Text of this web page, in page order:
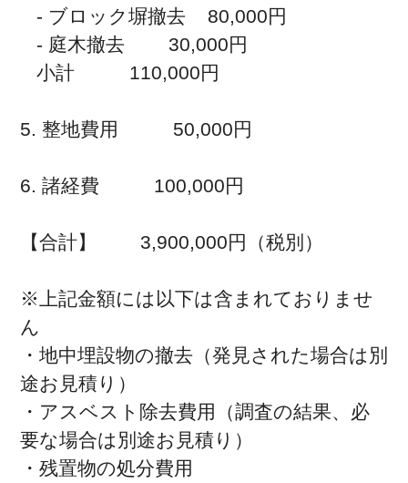
5. 整地費用          50,000円
6. 諸経費          100,000円
【合計】        3,900,000円（税別）
※上記金額には以下は含まれておりませ
ん
・地中埋設物の撤去（発見された場合は別
途お見積り）
・アスベスト除去費用（調査の結果、必
要な場合は別途お見積り）